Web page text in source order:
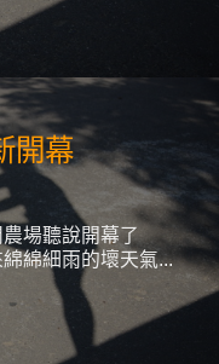
開幕
場聽說開幕了
綿細雨的壞天氣...